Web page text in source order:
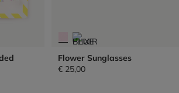
Flower Sunglasses
€ 25,00